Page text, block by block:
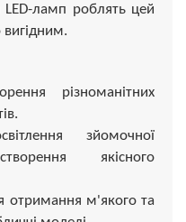
ламп роблять цей
вигідним.
різноманітних
зйомочної
якісного
отримання м'якого та